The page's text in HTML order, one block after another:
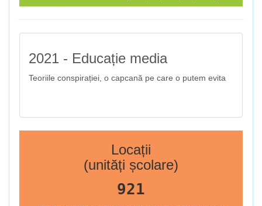
2021 - Educație media
Teoriile conspirației, o capcană pe care o putem evita
Locații
(unități școlare)
921